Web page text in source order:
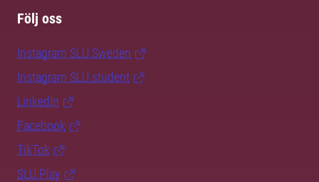
Följ oss
Instagram SLU.Sweden
Instagram SLU.student
LinkedIn
Facebook
TikTok
SLU Play